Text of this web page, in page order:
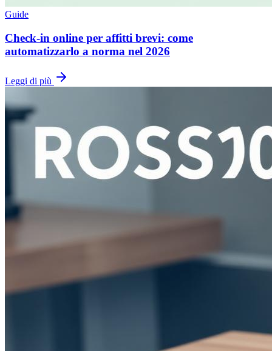
Guide
Check-in online per affitti brevi: come
automatizzarlo a norma nel 2026
Leggi di più